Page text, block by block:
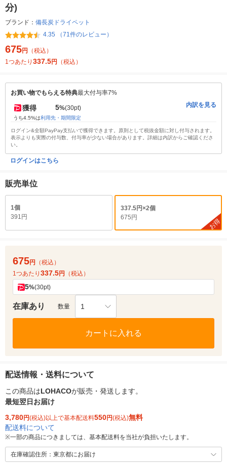
分)
ブランド： 備長炭ドライペット
4.35 （71件のレビュー）
675円
（税込）
1つあたり 337.5円 （税込）
お買い物でもらえる特典最大付与率7%
獲得 5%(30pt)
うち4.5%は利用先・期間限定
内訳を見る
ログイン&全額PayPay支払いで獲得できます。原則として税抜金額に対し付与されます。
表示よりも実際の付与数、付与率が少ない場合があります。詳細は内訳からご確認くださ
い。
ログインはこちら
販売単位
1個
391円
337.5円×2個
675円
お得
675円
（税込）
1つあたり 337.5円 （税込）
5%(30pt)
在庫あり 数量 1
カートに入れる
配送情報・送料について
この商品はLOHACOが販売・発送します。
最短翌日お届け
3,780円(税込)以上で基本配送料550円(税込)無料
配送料について
※一部の商品につきましては、基本配送料を当社が負担いたします。
在庫確認住所：東京都にお届け